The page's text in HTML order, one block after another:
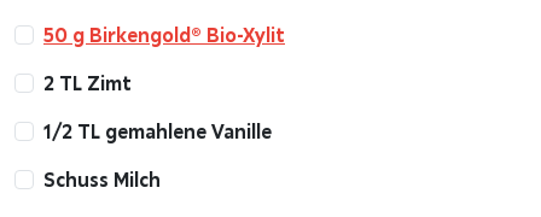
50 g Birkengold® Bio-Xylit
2 TL Zimt
1/2 TL gemahlene Vanille
Schuss Milch